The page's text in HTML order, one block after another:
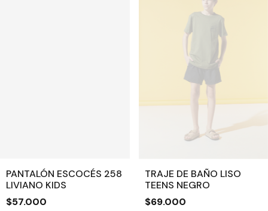
PANTALÓN ESCOCÉS 258
LIVIANO KIDS
$57.000
TRAJE DE BAÑO LISO
TEENS NEGRO
$69.000